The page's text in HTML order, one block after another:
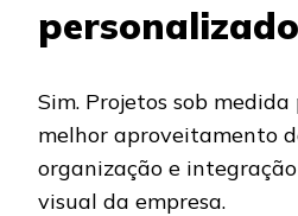
Sim. Projetos sob
melhor aproveitamento
organização e
visual da empresa.